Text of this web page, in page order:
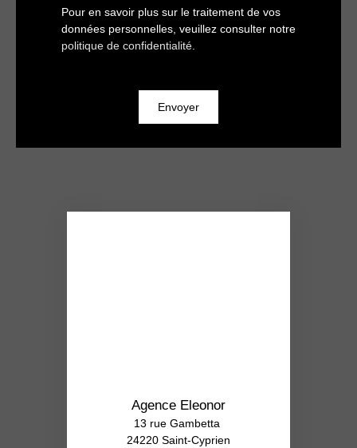
Pour en savoir plus sur le traitement de vos
données personnelles, veuillez consulter notre
politique de confidentialité.
Envoyer
Agence Eleonor
13 rue Gambetta
24220 Saint-Cyprien